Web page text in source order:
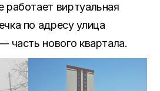
виртуальная
по адресу улица
часть нового квартала.